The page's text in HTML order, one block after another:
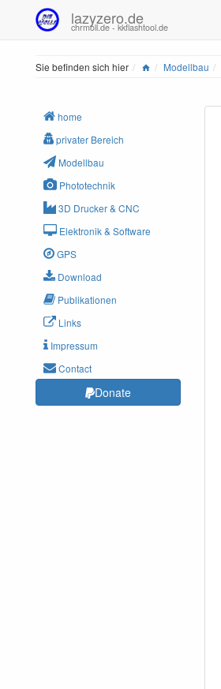
lazyzero.de
chrmoll.de - kkflashtool.de
Sie befinden sich hier HomeModellbau
home
privater Bereich
Modellbau
Phototechnik
3D Drucker & CNC
Elektronik & Software
GPS
Download
Publikationen
Links
Impressum
Contact
Donate